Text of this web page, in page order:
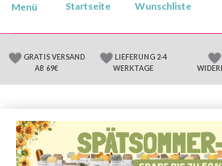
Menü
GRATIS VERSAND
AB 69€
LIEFERUNG 2-4
WERKTAGE